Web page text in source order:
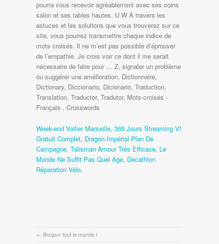
Week-end Voilier Marseille, 365 Jours Streaming Vf
Gratuit Complet, Dragon Impérial Plan De
Campagne, Talisman Amour Très Efficace, Le
Monde Ne Suffit Pas Quel Age, Decathlon
Réparation Vélo,
← Bonjour tout le monde !